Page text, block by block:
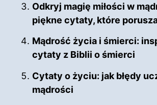
Odkryj magię miłości w
piękne cytaty, które
Mądrość życia i śmierci:
cytaty z Biblii o śmierci
Cytaty o życiu: jak błędy
mądrości